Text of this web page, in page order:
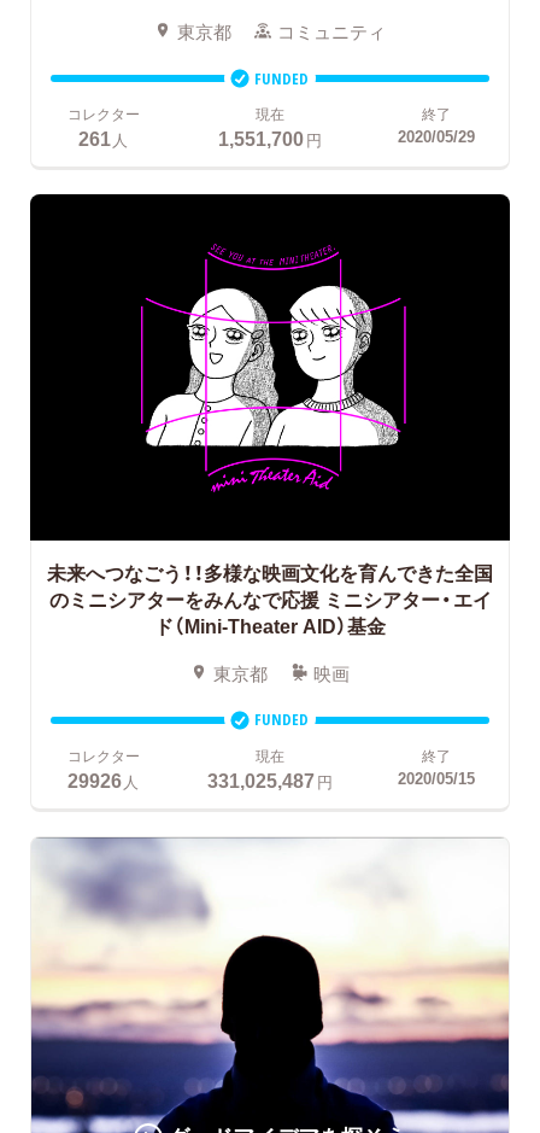
東京都 コミュニティ
FUNDED
コレクター
261人
現在
1,551,700円
終了
2020/05/29
未来へつなごう！！多様な映画文化を育んできた全国
のミニシアターをみんなで応援ミニシアター・エイ
ド（Mini-Theater AID）基金
東京都 映画
FUNDED
コレクター
29926 人
現在
331,025,487円
終了
2020/05/15